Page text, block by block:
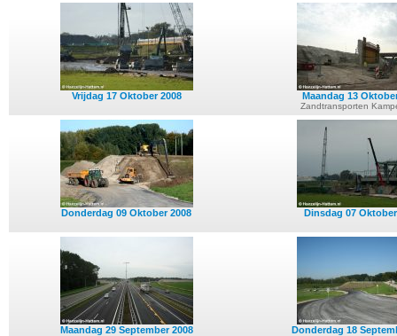
Vrijdag 17 Oktober 2008 Maandag 13
Zandtransporten
Donderdag 09 Oktober 2008 Dinsdag 07
Maandag 29 September 2008 Donderdag 18